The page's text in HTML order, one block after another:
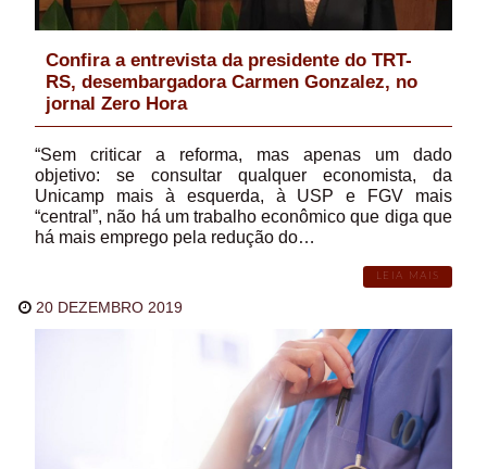
Confira a entrevista da presidente do TRT-
RS, desembargadora Carmen Gonzalez, no
jornal Zero Hora
“Sem criticar a reforma, mas apenas um dado
objetivo: se consultar qualquer economista, da
Unicamp mais à esquerda, à USP e FGV mais
“central”, não há um trabalho econômico que diga que
há mais emprego pela redução do…
LEIA MAIS
20 DEZEMBRO 2019